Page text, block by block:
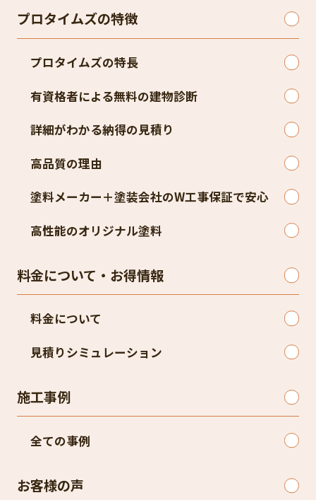
プロタイムズの特徴
プロタイムズの特長
有資格者による無料の建物診断
詳細がわかる納得の見積り
高品質の理由
塗料メーカー＋塗装会社のW工事保証で安心
高性能のオリジナル塗料
料金について・お得情報
料金について
見積りシミュレーション
施工事例
全ての事例
お客様の声